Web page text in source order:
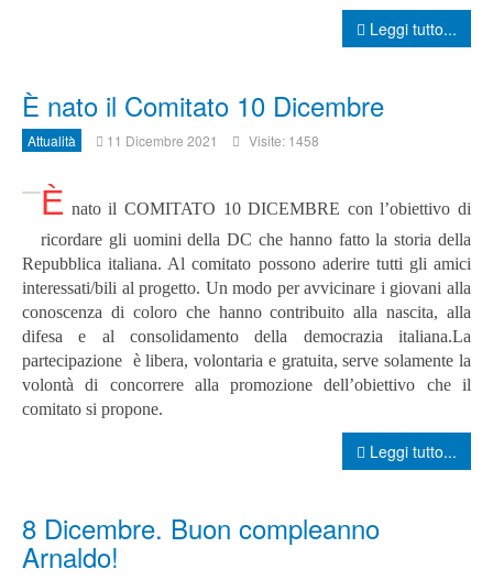
Leggi tutto...
È nato il Comitato 10 Dicembre
Attualità 11 Dicembre 2021 Visite: 1458
È nato il COMITATO 10 DICEMBRE con l’obiettivo di
ricordare gli uomini della DC che hanno fatto la storia della
Repubblica italiana. Al comitato possono aderire tutti gli amici
interessati/bili al progetto. Un modo per avvicinare i giovani alla
conoscenza di coloro che hanno contribuito alla nascita, alla
difesa e al consolidamento della democrazia italiana.La
partecipazione è libera, volontaria e gratuita, serve solamente la
volontà di concorrere alla promozione dell’obiettivo che il
comitato si propone.
Leggi tutto...
8 Dicembre. Buon compleanno
Arnaldo!